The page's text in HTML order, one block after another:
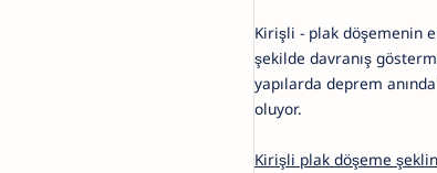
Kirişli - plak döşemenin
şekilde davranış
yapılarda deprem
oluyor.
Kirişli plak döşeme